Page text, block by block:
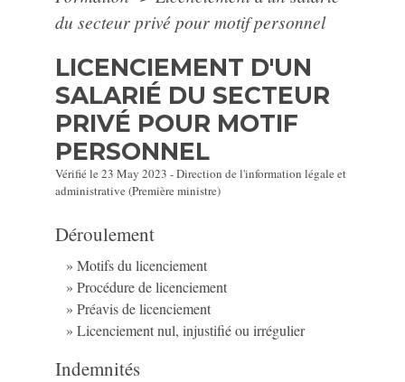
du secteur privé pour motif personnel
LICENCIEMENT D'UN
SALARIÉ DU SECTEUR
PRIVÉ POUR MOTIF
PERSONNEL
Vérifié le 23 May 2023 - Direction de l'information légale et
administrative (Première ministre)
Déroulement
Motifs du licenciement
Procédure de licenciement
Préavis de licenciement
Licenciement nul, injustifié ou irrégulier
Indemnités